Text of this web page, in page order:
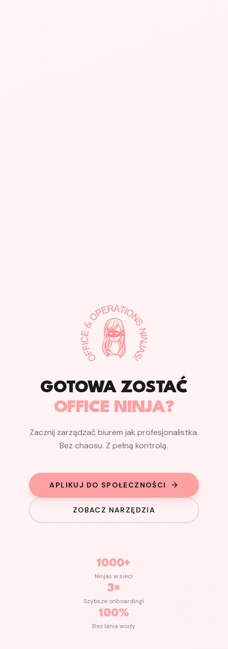
GOTOWA ZOSTAĆ
OFFICE NINJA?
Zacznij zarządzać biurem jak profesjonalistka.
Bez chaosu. Z pełną kontrolą.
APLIKUJ DO SPOŁECZNOŚCI
ZOBACZ NARZĘDZIA
1000+
Ninjas w sieci
3×
Szybsze onboardingi
100%
Bez lania wody